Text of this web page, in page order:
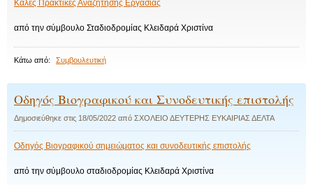
Καλές Πρακτικές Αναζήτησης Εργασίας
από την σύμβουλο Σταδιοδρομίας Κλειδαρά Χριστίνα
Κάτω από: Συμβουλευτική
Οδηγός Βιογραφικού και Συνοδευτικής επιστολής
Δημοσιεύθηκε στις 18/05/2022 από ΣΧΟΛΕΙΟ ΔΕΥΤΕΡΗΣ ΕΥΚΑΙΡΙΑΣ ΔΕΛΤΑ
Οδηγός Βιογραφικού σημειώματος και συνοδευτικής επιστολής
από την σύμβουλο σταδιοδρομίας Κλειδαρά Χριστίνα